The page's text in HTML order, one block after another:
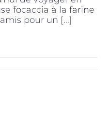
focaccia à la farine
pour un [...]